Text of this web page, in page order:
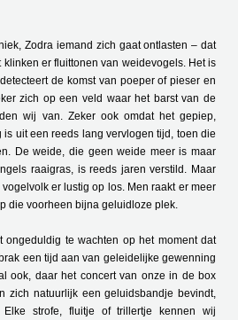
Zodra iemand zich gaat ontlasten – dat
er fluittonen van weidevogels. Het is
de komst van poeper of pieser en
zich op een veld waar het barst van de
wij van. Zeker ook omdat het gepiep,
uit een reeds lang vervlogen tijd, toen die
De weide, die geen weide meer is maar
raaigras, is reeds jaren verstild. Maar
er lustig op los. Men raakt er meer
die voorheen bijna geluidloze plek.
ongeduldig te wachten op het moment dat
een tijd aan van geleidelijke gewenning
ook, daar het concert van onze in de box
zich natuurlijk een geluidsbandje bevindt,
strofe, fluitje of trillertje kennen wij